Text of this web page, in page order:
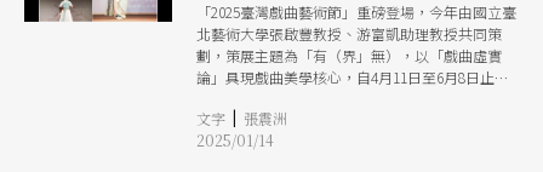
「2025臺灣戲曲藝術節」重磅登場，今年由國立臺
北藝術大學張啟豐教授、游富凱助理教授共同策
劃，策展主題為「有（界」無），以「戲曲虛實
論」具現戲曲美學核心，自4月11日至6月8日止，
曲vs.虛實」新旅程。
文字 | 張震洲
2025/01/14